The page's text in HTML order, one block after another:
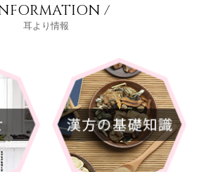
/
耳より情報